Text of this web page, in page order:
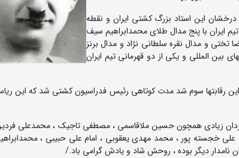
شد اما نقطه درخشان این استاد بزرگ کشتی ایران و نقطه
رقابتهای جهانی 1961 یوکوهاما بود که تیم ایران با پنج مدال طلای محمدابراهیم سیف
تختی و مدال نقره سلطانی نژاد و مدال برنز
بین المللی و یکی از دو قهرمانی تیم ایران
تولیدو آمریکا که تیم ایران در این رقابتها سوم شد مدت کوتاهی رئیس فدراسیون کشتی شد که
زیادی همچون حسین ملاقاسمی ، مصطفی تاجیک ، محمدعلی
خجسته پور ، محمد مهدی یعقوبی ، امام علی حبیبی ،
نامدار دیگر بوده ، روحش شاد و یادش گرامی باد./